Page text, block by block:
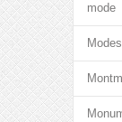
mode